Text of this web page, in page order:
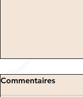
Commentaires